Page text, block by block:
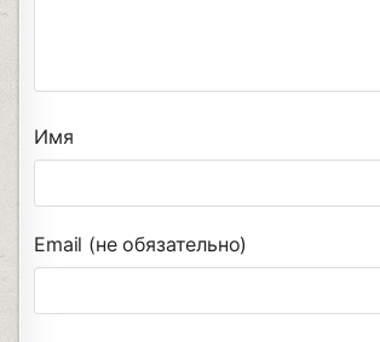
Имя
Email (не обязательно)